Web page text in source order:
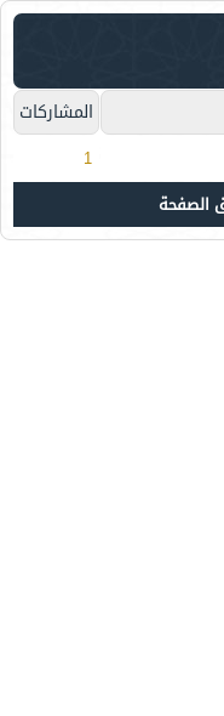
المشاركات
1
الصفحة